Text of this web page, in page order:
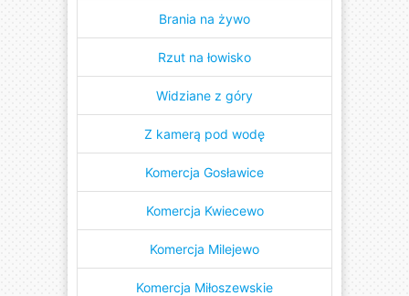
Brania na żywo
Rzut na łowisko
Widziane z góry
Z kamerą pod wodę
Komercja Gosławice
Komercja Kwiecewo
Komercja Milejewo
Komercja Miłoszewskie